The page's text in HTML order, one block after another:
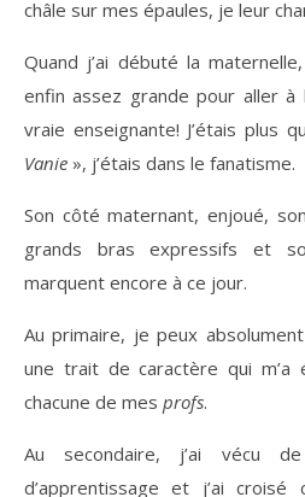
châle sur mes épaules, je leur
Quand j’ai débuté la
enfin assez grande pour aller à
vraie enseignante! J’étais plus
Vanie », j’étais dans le fanatisme.
Son côté maternant, enjoué,
grands bras expressifs et
marquent encore à ce jour.
Au primaire, je peux
une trait de caractère qui m’a
chacune de mes profs.
Au secondaire, j’ai vécu de
d’apprentissage et j’ai